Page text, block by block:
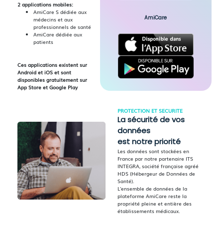
2 applications mobiles:
AmiCare S dédiée aux
médecins et aux
professionnels de santé
AmiCare dédiée aux
patients
Ces applications existent sur
Android et iOS et sont
disponibles gratuitement sur
App Store et Google Play
AmiCare
PROTECTION ET SECURITE
La sécurité de vos
données
est notre priorité
Les données sont stockées en
France par notre partenaire ITS
INTEGRA, société française agréé
HDS (Hébergeur de Données de
Santé).
L'ensemble de données de la
plateforme AmiCare reste la
propriété pleine et entière des
établissements médicaux.